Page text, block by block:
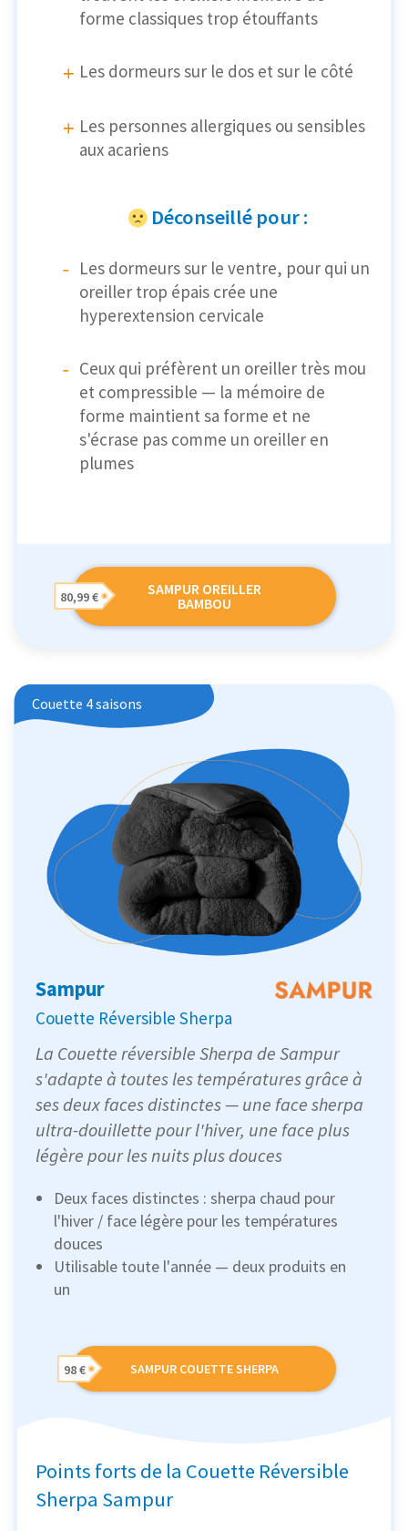
forme classiques trop étouffants
Les dormeurs sur le dos et sur le côté
Les personnes allergiques ou sensibles
aux acariens
Déconseillé pour :
Les dormeurs sur le ventre, pour qui un
oreiller trop épais crée une
hyperextension cervicale
Ceux qui préfèrent un oreiller très mou
et compressible — la mémoire de
forme maintient sa forme et ne
s'écrase pas comme un oreiller en
plumes
SAMPUR OREILLER
BAMBOU
80,99 €
Couette 4 saisons
Sampur
Couette Réversible Sherpa
La Couette réversible Sherpa de Sampur
s'adapte à toutes les températures grâce à
ses deux faces distinctes — une face sherpa
ultra-douillette pour l'hiver, une face plus
légère pour les nuits plus douces
Deux faces distinctes : sherpa chaud pour
l'hiver / face légère pour les températures
douces
Utilisable toute l'année — deux produits en
un
SAMPUR COUETTE SHERPA
98 €
Points forts de la Couette Réversible
Sherpa Sampur